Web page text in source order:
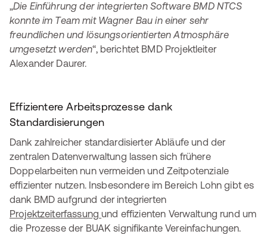
„Die Einführung der integrierten Software BMD NTCS
konnte im Team mit Wagner Bau in einer sehr
freundlichen und lösungsorientierten Atmosphäre
umgesetzt werden“, berichtet BMD Projektleiter
Alexander Daurer.
Effizientere Arbeitsprozesse dank
Standardisierungen
Dank zahlreicher standardisierter Abläufe und der
zentralen Datenverwaltung lassen sich frühere
Doppelarbeiten nun vermeiden und Zeitpotenziale
effizienter nutzen. Insbesondere im Bereich Lohn gibt es
dank BMD aufgrund der integrierten
Projektzeiterfassungund effizienten Verwaltung rund um
die Prozesse der BUAK signifikante Vereinfachungen.